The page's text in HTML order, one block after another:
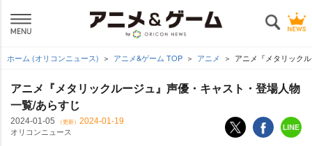
ホーム (オリコンニュース) アニメ&ゲーム TOP アニメ アニメ『メタリック
アニメ『メタリックルージュ』声優・キャスト・登場人物
一覧/あらすじ
2024-01-05 （更新） 2024-01-19
オリコンニュース